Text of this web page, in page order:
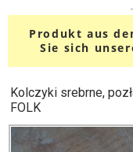
Produkt aus
Sie sich
Kolczyki srebrne,
FOLK